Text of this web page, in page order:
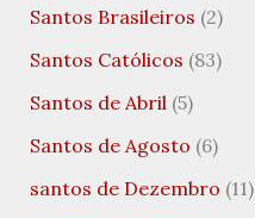
Santos Brasileiros (2)
Santos Católicos (83)
Santos de Abril(5)
Santos de Agosto (6)
santos de Dezembro (11)